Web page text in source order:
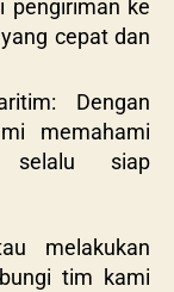
pengiriman ke
cepat dan
Dengan
memahami
selalu siap
melakukan
tim kami